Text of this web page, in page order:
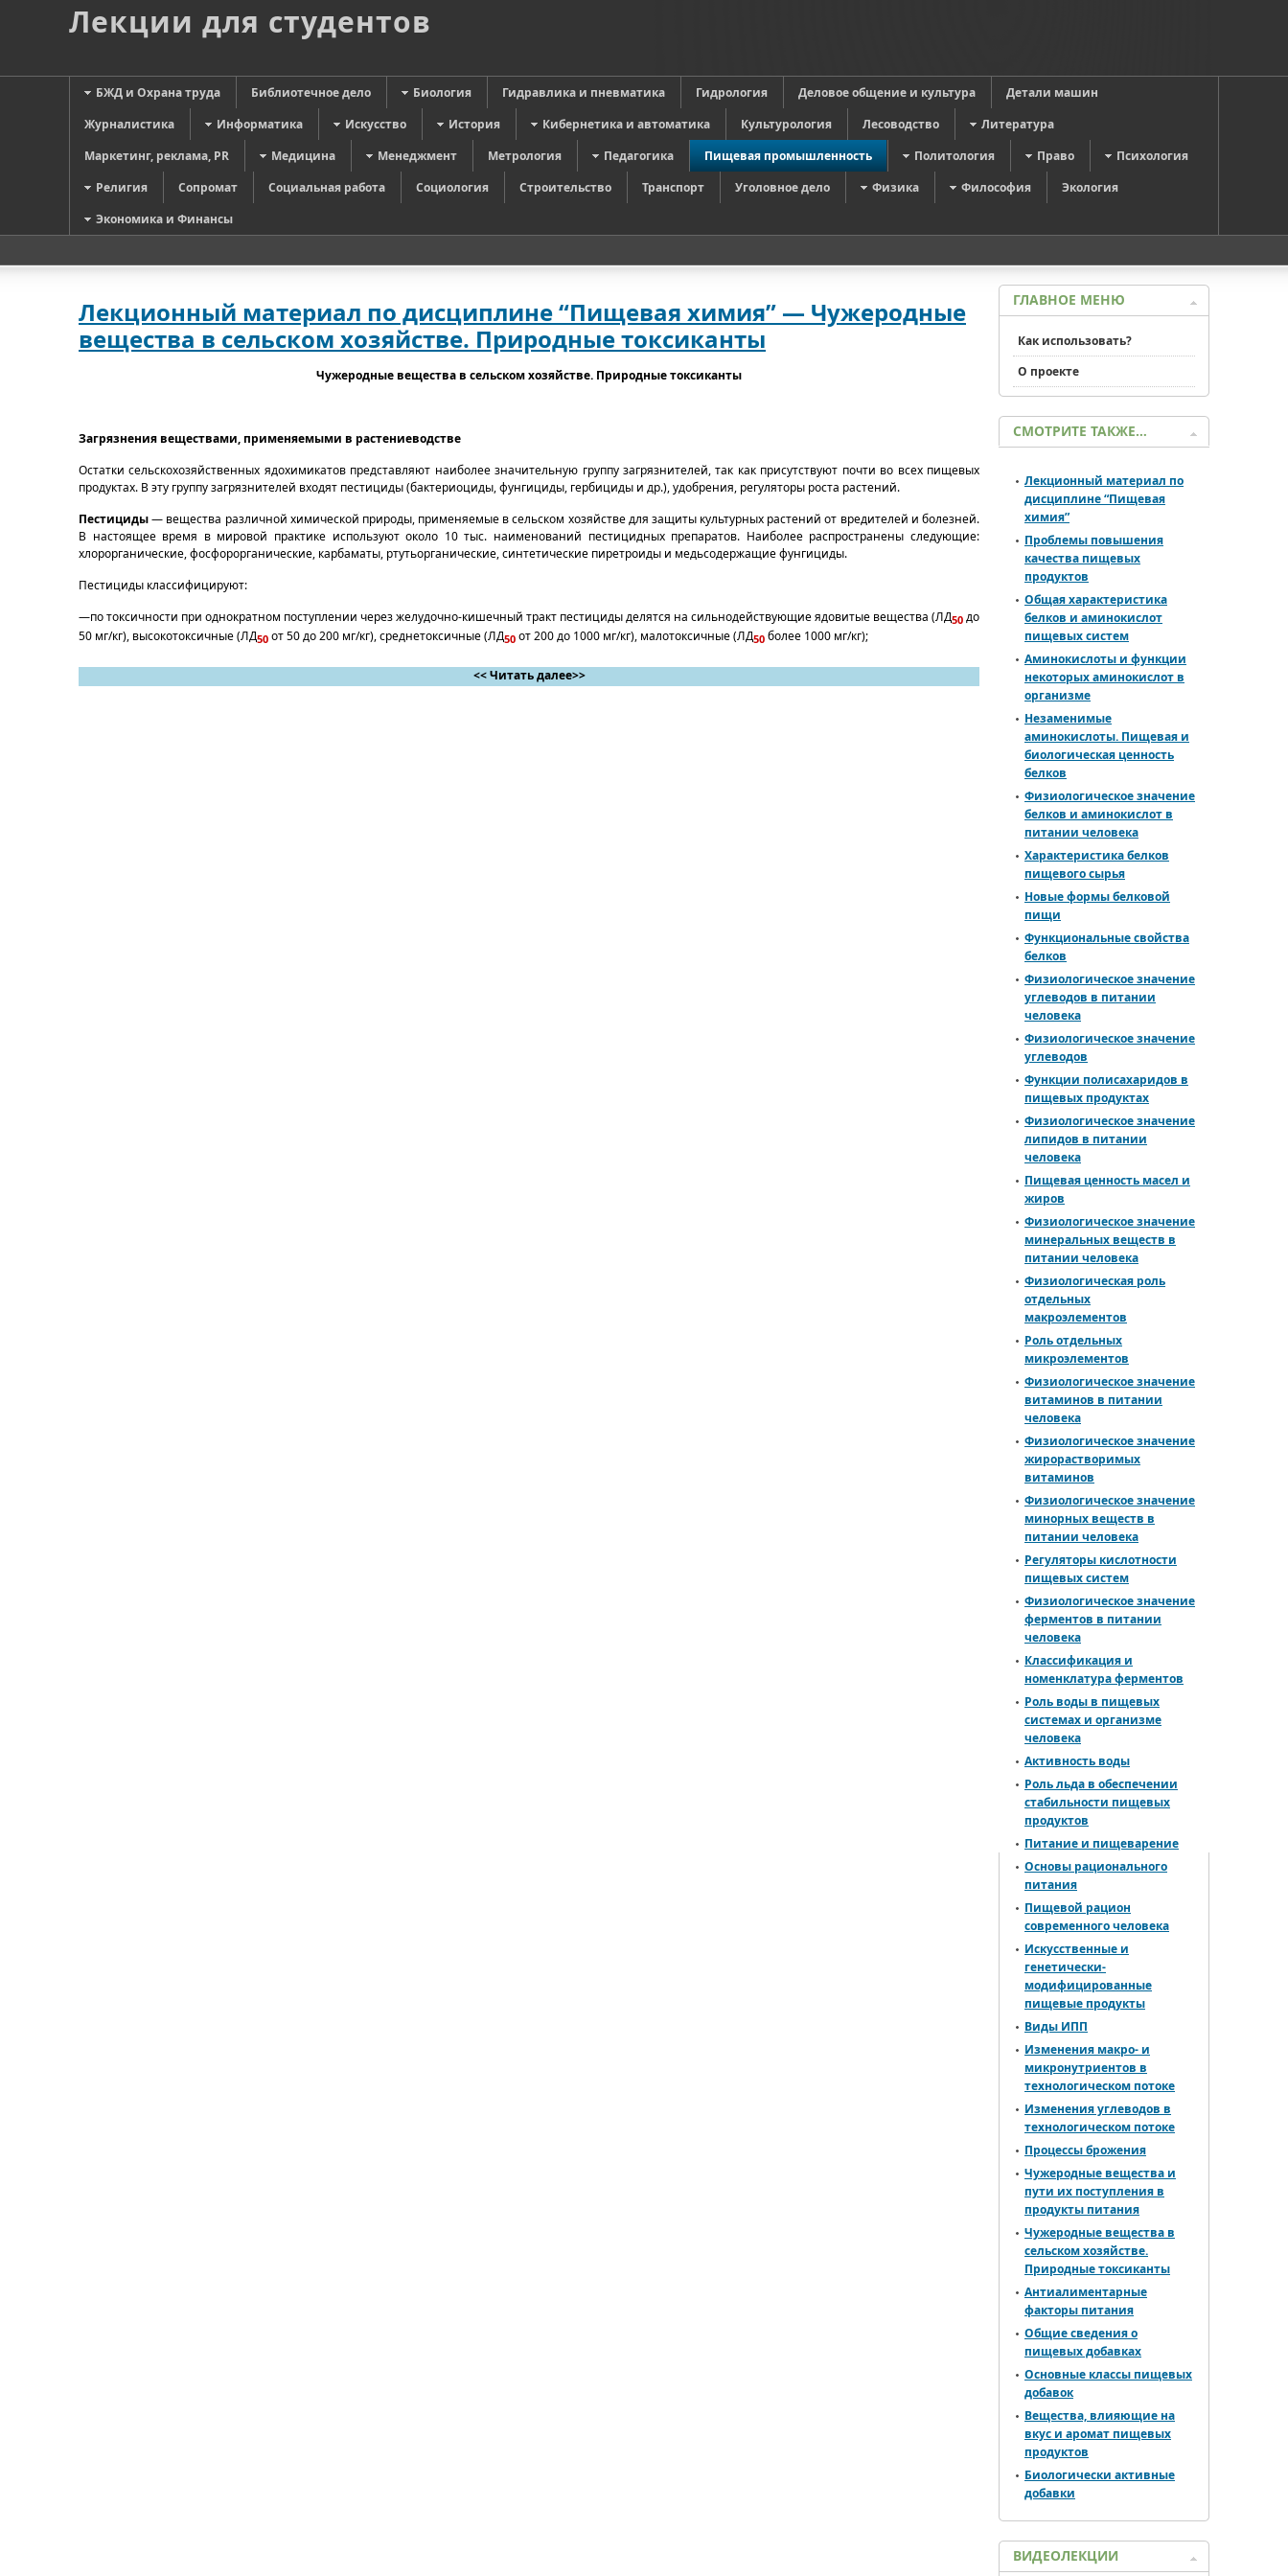
Лекции для студентов
БЖД и Охрана труда Библиотечное дело Биология Гидравлика и пневматика Гидрология Деловое общение и культура
Детали машин
Журналистика
Информатика Искусство История Кибернетика и автоматика Культурология Лесоводство
Литература
Маркетинг, реклама, PR
Медицина Менеджмент Метрология Педагогика Пищевая промышленность Политология Право
Психология
Религия
Сопромат Социальная работа Социология Строительство Транспорт Уголовное дело Физика Философия
Экология
Экономика и Финансы
Лекционный материал по дисциплине “Пищевая химия” — Чужеродные
вещества в сельском хозяйстве. Природные токсиканты
Чужеродные вещества в сельском хозяйстве. Природные токсиканты
Загрязнения веществами, применяемыми в растениеводстве
Остатки сельскохозяйственных ядохимикатов представляют наибо­лее значительную группу загрязнителей, так как присутствуют почти во всех пищевых
продуктах. В эту группу загрязнителей входят пестициды (бактериоциды, фунгициды, гербициды и др.), удобрения, регуляторы роста растений.
Пестициды— вещества различной химической при­роды, применяемые в сельском хозяйстве для защиты культурных ра­стений от вредителей и болезней.
В настоящее время в мировой практике использу­ют около 10 тыс. наименований пестицидных препаратов. Наиболее распространены следующие:
хлорорганические, фосфорорганические, карбаматы, ртутьорганические, синтетические пиретроиды и медьсодержащие фунгициды.
Пестициды классифицируют:
—по токсичности при однократном поступлении через желудочно-кишечный тракт пестициды делятся на сильнодействующие ядовитые вещества (ЛД50 до
50 мг/кг), высокотоксичные (ЛД50 от 50 до 200 мг/кг), среднетоксичные (ЛД50 от 200 до 1000 мг/кг), малотоксичные (ЛД50 более 1000 мг/кг);
<< Читать далее>>
ГЛАВНОЕ МЕНЮ
Как использовать?
О проекте
СМОТРИТЕ ТАКЖЕ…
Лекционный материал по
дисциплине “Пищевая
химия”
Проблемы повышения
качества пищевых
продуктов
Общая характеристика
белков и аминокислот
пищевых систем
Аминокислоты и функции
некоторых аминокислот в
организме
Незаменимые
аминокислоты. Пищевая и
биологическая ценность
белков
Физиологическое значение
белков и аминокислот в
питании человека
Характеристика белков
пищевого сырья
Новые формы белковой
пищи
Функциональные свойства
белков
Физиологическое значение
углеводов в питании
человека
Физиологическое значение
углеводов
Функции полисахаридов в
пищевых продуктах
Физиологическое значение
липидов в питании
человека
Пищевая ценность масел и
жиров
Физиологическое значение
минеральных веществ в
питании человека
Физиологическая роль
отдельных
макроэлементов
Роль отдельных
микроэлементов
Физиологическое значение
витаминов в питании
человека
Физиологическое значение
жирорастворимых
витаминов
Физиологическое значение
минорных веществ в
питании человека
Регуляторы кислотности
пищевых систем
Физиологическое значение
ферментов в питании
человека
Классификация и
номенклатура ферментов
Роль воды в пищевых
системах и организме
человека
Активность воды
Роль льда в обеспечении
стабильности пищевых
продуктов
Питание и пищеварение
Основы рационального
питания
Пищевой рацион
современного человека
Искусственные и
генетически-
модифицированные
пищевые продукты
Виды ИПП
Изменения макро- и
микронутриентов в
технологическом потоке
Изменения углеводов в
технологическом потоке
Процессы брожения
Чужеродные вещества и
пути их поступления в
продукты питания
Чужеродные вещества в
сельском хозяйстве.
Природные токсиканты
Антиалиментарные
факторы питания
Общие сведения о
пищевых добавках
Основные классы пищевых
добавок
Вещества, влияющие на
вкус и аромат пищевых
продуктов
Биологически активные
добавки
ВИДЕОЛЕКЦИИ